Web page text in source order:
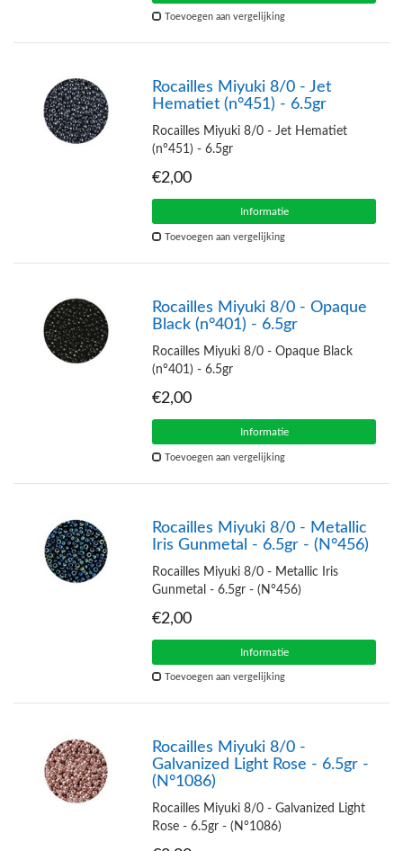
Toevoegen aan vergelijking
Rocailles Miyuki 8/0 - Jet
Hematiet (n°451) - 6.5gr
Rocailles Miyuki 8/0 - Jet Hematiet
(n°451) - 6.5gr
€2,00
Informatie
Toevoegen aan vergelijking
Rocailles Miyuki 8/0 - Opaque
Black (n°401) - 6.5gr
Rocailles Miyuki 8/0 - Opaque Black
(n°401) - 6.5gr
€2,00
Informatie
Toevoegen aan vergelijking
Rocailles Miyuki 8/0 - Metallic
Iris Gunmetal - 6.5gr - (N°456)
Rocailles Miyuki 8/0 - Metallic Iris
Gunmetal - 6.5gr - (N°456)
€2,00
Informatie
Toevoegen aan vergelijking
Rocailles Miyuki 8/0 -
Galvanized Light Rose - 6.5gr -
(N°1086)
Rocailles Miyuki 8/0 - Galvanized Light
Rose - 6.5gr - (N°1086)